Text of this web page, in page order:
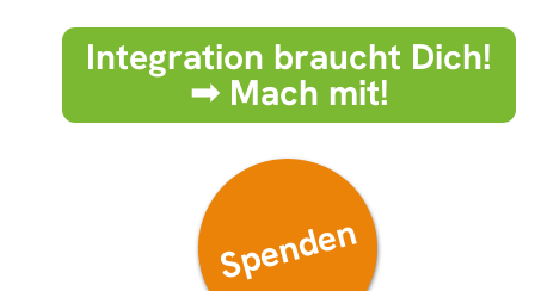
Integration braucht Dich!
➟ Mach mit!
Spenden